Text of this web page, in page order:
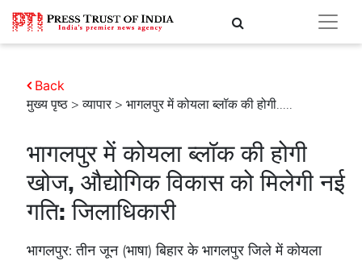
मुख्य पृष्ठ >व्यापार > भागलपुर में कोयला ब्लॉक की होगी.....
Back
भागलपुर में कोयला ब्लॉक की होगी
खोज, औद्योगिक विकास को मिलेगी नई
गति: जिलाधिकारी
भागलपुर: तीन जून (भाषा) बिहार के भागलपुर जिले में कोयला